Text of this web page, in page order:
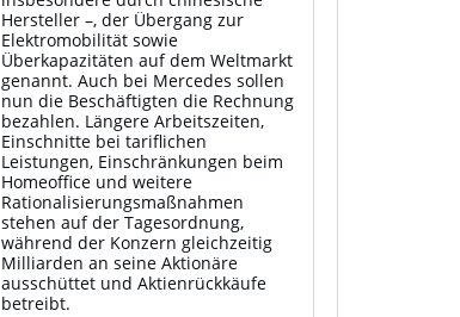
Hersteller –, der Übergang zur
Elektromobilität sowie
Überkapazitäten auf dem Weltmarkt
genannt. Auch bei Mercedes sollen
nun die Beschäftigten die Rechnung
bezahlen. Längere Arbeitszeiten,
Einschnitte bei tariflichen
Leistungen, Einschränkungen beim
Homeoffice und weitere
Rationalisierungsmaßnahmen
stehen auf der Tagesordnung,
während der Konzern gleichzeitig
Milliarden an seine Aktionäre
ausschüttet und Aktienrückkäufe
betreibt.